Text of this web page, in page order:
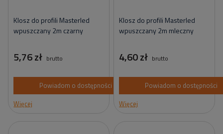
Klosz do profili Masterled
wpuszczany 2m czarny
5,76 zł brutto
Powiadom o dostępności
Więcej
Klosz do profili Masterled
wpuszczany 2m mleczny
4,60 zł brutto
Powiadom o dostępności
Więcej